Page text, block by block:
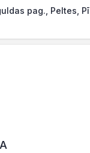
pag., Peltes,